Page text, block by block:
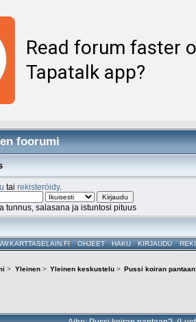
Read forum faster
Tapatalk app?
foorumi
tairekisteröidy.
tunnus, salasana ja istuntosi pituus
OHJEET HAKU KIRJAUDU
> Yleinen> Yleinen keskustelu> Pussi koiran